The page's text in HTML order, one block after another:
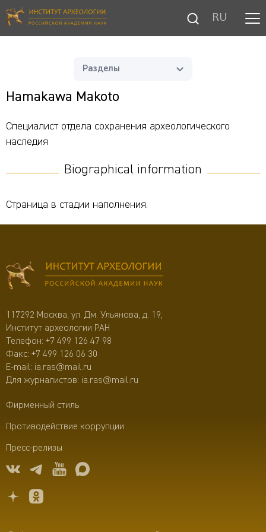
RU
Разделы
Hamakawa Makoto
Специалист отдела сохранения археологического
наследия
Biographical information
Страница в стадии наполнения.
117292 Москва, ул. Дм. Ульянова, д. 19,
Институт археологии РАН
Телефон: +7 499 126 47 98
Факс: +7 499 126 06 30
E-mail: ia.ras@mail.ru
Для журналистов: ia.ras@mail.ru
Фирменный стиль
Противодействие коррупции
Пресс-релизы